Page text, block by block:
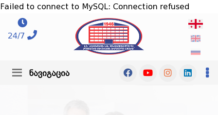
Failed to connect to MySQL: Connection refused
24/7
ნავიგაცია